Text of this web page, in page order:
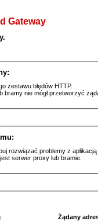
Gateway
zestawu błędów HTTP.
bramy nie mógł przetworzyć
rozwiązać problemy z
serwer proxy lub bramie.
Żądany